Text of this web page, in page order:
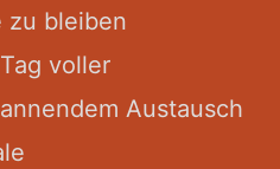
zu bleiben
voller
Austausch